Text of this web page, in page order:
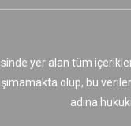
yer alan tüm
olup, bu
adına